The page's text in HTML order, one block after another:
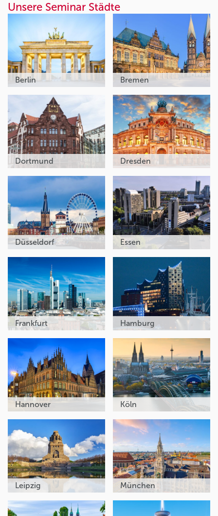
Unsere Seminar Städte
Berlin Bremen
Dortmund Dresden
Düsseldorf Essen
Frankfurt Hamburg
Hannover Köln
Leipzig München